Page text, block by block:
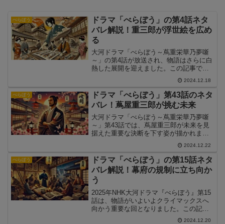
べらぼう
ドラマ「べらぼう」の第4話ネタ
バレ解説！重三郎が浮世絵を広め
る
大河ドラマ「べらぼう～蔦重栄華乃夢噺
～」の第4話が放送され、物語はさらに白
熱した展開を迎えました。この記事で
は、第4話のストーリーをネタバレ解説
し、重要なシーンやテーマを詳しく掘り
下げます。
2024.12.18
べらぼう
ドラマ「べらぼう」第43話のネタ
バレ！蔦屋重三郎が挑む未来
大河ドラマ「べらぼう～蔦重栄華乃夢噺
～」第43話では、蔦屋重三郎が未来を見
据えた重要な決断を下す姿が描かれま
す。この記事では、第43話の重要な展開
や見どころについて詳しく解説します。
2024.12.22
べらぼう
ドラマ「べらぼう」の第15話ネタ
バレ解説！幕府の規制に立ち向か
う
2025年NHK大河ドラマ『べらぼう』第15
話は、物語がいよいよクライマックスへ
向かう重要な回となりました。この記事
では、第15話のあらすじや見どころ、物
2024.12.20